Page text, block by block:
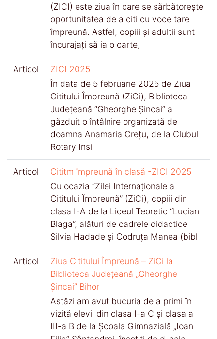
(ZICI) este ziua în care se sărbătorește
oportunitatea de a citi cu voce tare
împreună. Astfel, copiii și adulții sunt
încurajați să ia o carte,
Articol
ZICI 2025
În data de 5 februarie 2025 de Ziua
Cititului Împreună (ZiCi), Biblioteca
Județeană “Gheorghe Șincai” a
găzduit o întâlnire organizată de
doamna Anamaria Crețu, de la Clubul
Rotary Insi
Articol
Cititm împreună în clasă -ZICI 2025
Cu ocazia “Zilei Internaţionale a
Cititului Împreună” (ZiCi), copiii din
clasa I-A de la Liceul Teoretic “Lucian
Blaga”, alături de cadrele didactice
Silvia Hadade și Codruța Manea (bibl
Articol
Ziua Cititului Împreună – ZiCi la
Biblioteca Județeană „Gheorghe
Șincai” Bihor
Astăzi am avut bucuria de a primi în
vizită elevii din clasa I-a C și clasa a
III-a B de la Școala Gimnazială „Ioan